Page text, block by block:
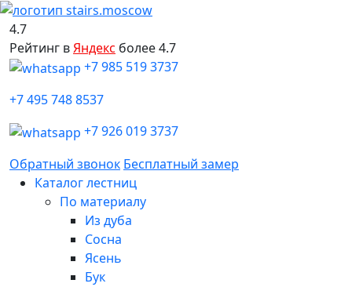
4.7
Рейтинг вЯндекс более 4.7
+7 985 519 3737
+7 495 748 8537
+7 926 019 3737
Обратный звонок Бесплатный замер
Каталог лестниц
По материалу
Из дуба
Сосна
Ясень
Бук